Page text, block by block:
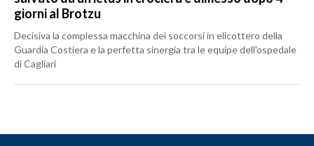
giorni al Brotzu
Decisiva la complessa macchina dei soccorsi in elicottero della
Guardia Costiera e la perfetta sinergia tra le equipe dell'ospedale
di Cagliari